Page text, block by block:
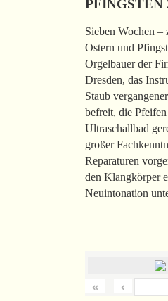
PFINGSTEN
Sieben Wochen –
Ostern und
Orgelbauer der
Dresden, das
Staub
befreit, die
Ultraschallbad
großer
Reparaturen
den Klangkörper
Neuintonation
« ‹